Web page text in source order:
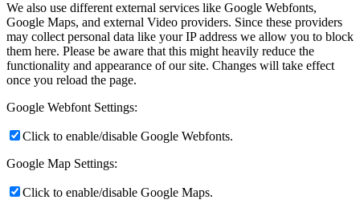
We also use different external services like Google Webfonts,
Google Maps, and external Video providers. Since these providers
may collect personal data like your IP address we allow you to block
them here. Please be aware that this might heavily reduce the
functionality and appearance of our site. Changes will take effect
once you reload the page.
Google Webfont Settings:
Click to enable/disable Google Webfonts.
Google Map Settings:
Click to enable/disable Google Maps.